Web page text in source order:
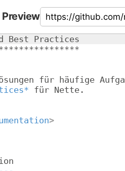
Best Practices
für häufige
für Nette.
>